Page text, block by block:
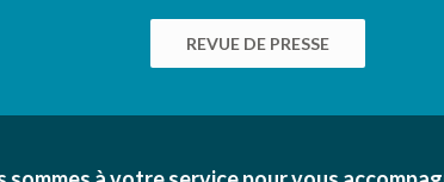
REVUE DE PRESSE